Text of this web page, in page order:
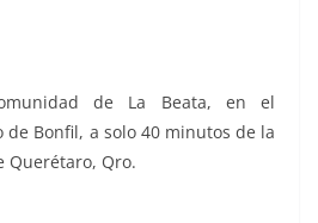
de La Beata, en el
de Bonfil, a solo 40 minutos de la
Querétaro, Qro.